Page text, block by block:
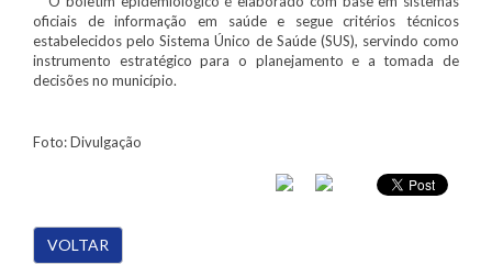
oficiais de informação em saúde e segue critérios técnicos
estabelecidos pelo Sistema Único de Saúde (SUS), servindo como
instrumento estratégico para o planejamento e a tomada de
decisões no município.
Foto: Divulgação
VOLTAR